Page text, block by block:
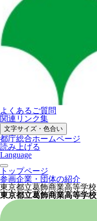
よくあるご質問
関連リンク集
文字サイズ・色合い
都庁総合ホームページ
読み上げる
Language
トップページ
参画企業・団体の紹介
東京都立葛飾商業高等学校
東京都立葛飾商業高等学校